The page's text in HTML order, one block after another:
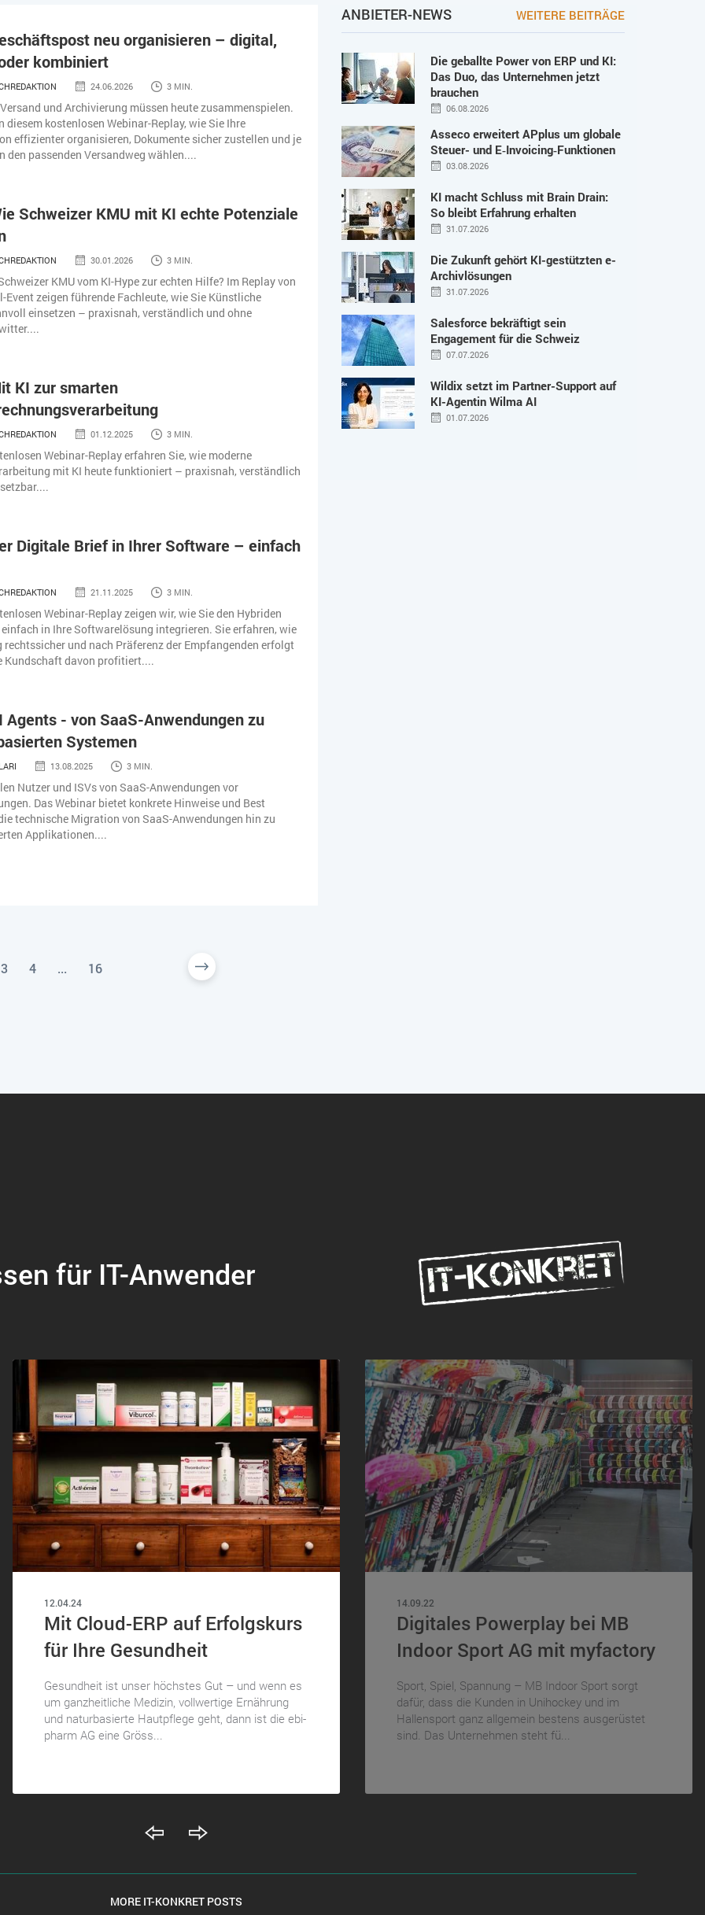
neu organisieren – digital,
kombiniert
24.06.2026 3 MIN.
und Archivierung müssen heute zusammenspielen.
diesem kostenlosen Webinar-Replay, wie Sie Ihre
effizienter organisieren, Dokumente sicher zustellen und je
den passenden Versandweg wählen....
Schweizer KMU mit KI echte Potenziale
30.01.2026 3 MIN.
KMU vom KI-Hype zur echten Hilfe? Im Replay von
Event zeigen führende Fachleute, wie Sie Künstliche
einsetzen – praxisnah, verständlich und ohne
KI zur smarten
01.12.2025 3 MIN.
Webinar-Replay erfahren Sie, wie moderne
mit KI heute funktioniert – praxisnah, verständlich
Digitale Brief in Ihrer Software – einfach
21.11.2025 3 MIN.
Webinar-Replay zeigen wir, wie Sie den Hybriden
in Ihre Softwarelösung integrieren. Sie erfahren, wie
rechtssicher und nach Präferenz der Empfangenden erfolgt
Kundschaft davon profitiert....
Agents - von SaaS-Anwendungen zu
Systemen
13.08.2025 3 MIN.
Nutzer und ISVs von SaaS-Anwendungen vor
Das Webinar bietet konkrete Hinweise und Best
technische Migration von SaaS-Anwendungen hin zu
Applikationen....
3 4 ... 16
ANBIETER-NEWS WEITERE BEITRÄGE
Die geballte Power von ERP und KI:
Das Duo, das Unternehmen jetzt
brauchen
06.08.2026
Asseco erweitert APplus um globale
Steuer- und E‑Invoicing‑Funktionen
03.08.2026
KI macht Schluss mit Brain Drain:
So bleibt Erfahrung erhalten
31.07.2026
Die Zukunft gehört KI-gestützten e-
Archivlösungen
31.07.2026
Salesforce bekräftigt sein
Engagement für die Schweiz
07.07.2026
Wildix setzt im Partner-Support auf
KI-Agentin Wilma AI
01.07.2026
für IT-Anwender
12.04.24
Mit Cloud-ERP auf Erfolgskurs
für Ihre Gesundheit
Gesundheit ist unser höchstes Gut – und wenn es
um ganzheitliche Medizin, vollwertige Ernährung
und naturbasierte Hautpflege geht, dann ist die ebi-
pharm AG eine Gröss...
14.09.22
Digitales Powerplay bei MB
Indoor Sport AG mit myfactory
Sport, Spiel, Spannung – MB Indoor Sport sorgt
dafür, dass die Kunden in Unihockey und im
Hallensport ganz allgemein bestens ausgerüstet
sind. Das Unternehmen steht fü...
MORE IT-KONKRET POSTS